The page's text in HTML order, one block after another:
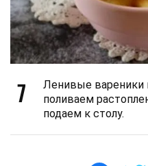
7
Ленивые вареники
поливаем
подаем к столу.